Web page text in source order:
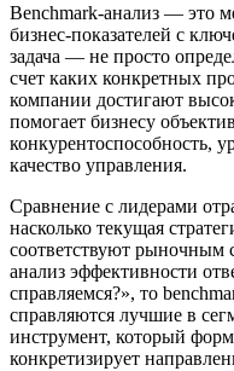
Benchmark-анализ — это
бизнес-показателей с
задача — не просто
счет каких конкретных
компании достигают
помогает бизнесу
конкурентоспособность,
качество управления.
Сравнение с лидерами
насколько текущая
соответствуют рыночным
анализ эффективности
справляемся?», то
справляются лучшие в
инструмент, который
конкретизирует